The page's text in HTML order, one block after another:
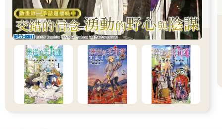
還沒好。」
「那是同一天的事。」梅遜插嘴。
「噓、噓，你們兩個去忙你們的，對彼此毛手毛腳，我知道你們
就是打算那麼做，我也會做自己的事。」我說。
「我只會對你毛手毛腳。」傑克森向我保證。
「噢，謝了，寶貝。今天晚上我來做晚餐，如果晚回家的話傳簡
訊告訴我。」
他起身，拉上椅子，走過來給了我一個吻，然後拉開距離，輕撫
我的臉頰，眼神溫暖。「知道了。我愛你，小心一點。」
「我會的，我也愛你。」
「我也愛你們！」梅遜挖苦地對我們喊。